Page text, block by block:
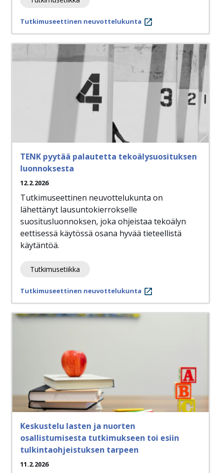
Tutkimuseettinen neuvottelukunta
TENK pyytää palautetta tekoälysuosituksen
luonnoksesta
12.2.2026
Tutkimuseettinen neuvottelukunta on
lähettänyt lausuntokierrokselle
suositusluonnoksen, joka ohjeistaa tekoälyn
eettisessä käytössä osana hyvää tieteellistä
käytäntöä.
Tutkimusetiikka
Tutkimuseettinen neuvottelukunta
Keskustelu lasten ja nuorten
osallistumisesta tutkimukseen toi esiin
tulkintaohjeistuksen tarpeen
11.2.2026